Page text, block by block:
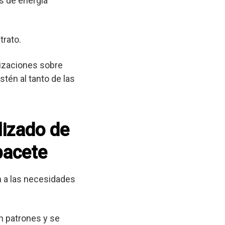
sobre
al tanto de las
de
las necesidades
patrones y se